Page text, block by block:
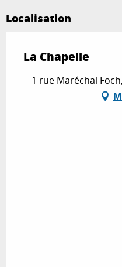
Localisation
La Chapelle
1 rue Maréchal